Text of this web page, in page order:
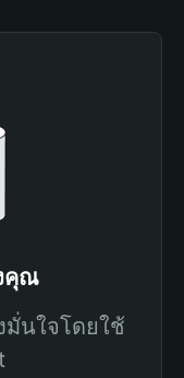
คุณ
นใจโดยใช้